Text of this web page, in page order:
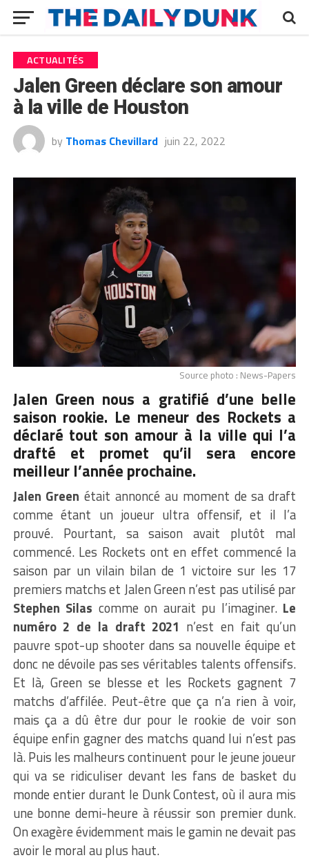
ACTUALITÉS
Jalen Green déclare son amour
à la ville de Houston
by Thomas Chevillard juin 22, 2022
Source photo : News-Papers
Jalen Green nous a gratifié d’une belle
saison rookie. Le meneur des Rockets a
déclaré tout son amour à la ville qui l’a
drafté et promet qu’il sera encore
meilleur l’année prochaine.
Jalen Green était annoncé au moment de sa draft
comme étant un joueur ultra offensif, et il l’a
prouvé. Pourtant, sa saison avait plutôt mal
commencé. Les Rockets ont en effet commencé la
saison par un vilain bilan de 1 victoire sur les 17
premiers matchs et Jalen Green n’est pas utilisé par
Stephen Silas comme on aurait pu l’imaginer. Le
numéro 2 de la draft 2021 n’est en fait qu’un
pauvre spot-up shooter dans sa nouvelle équipe et
donc ne dévoile pas ses véritables talents offensifs.
Et là, Green se blesse et les Rockets gagnent 7
matchs d’affilée. Peut-être que ça n’a rien à voir,
mais ça a dû être dur pour le rookie de voir son
équipe enfin gagner des matchs quand lui n’est pas
là. Puis les malheurs continuent pour le jeune joueur
qui va se ridiculiser devant les fans de basket du
monde entier durant le Dunk Contest, où il aura mis
une bonne demi-heure à réussir son premier dunk.
On exagère évidemment mais le gamin ne devait pas
avoir le moral au plus haut.